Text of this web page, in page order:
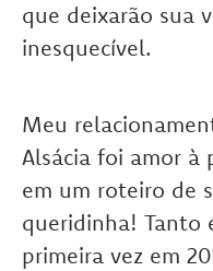
que deixarão sua
inesquecível.
Meu
Alsácia foi amor à
em um roteiro de
queridinha! Tanto
primeira vez em